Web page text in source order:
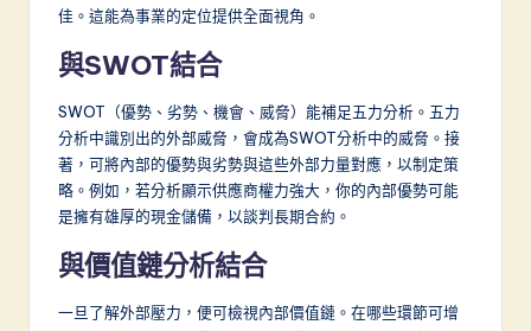
佳。這能為事業的定位提供全面視角。
與SWOT結合
SWOT（優勢、劣勢、機會、威脅）能補足五力分析。五力
分析中識別出的外部威脅，會成為SWOT分析中的威脅。接
著，可將內部的優勢與劣勢與這些外部力量對應，以制定策
略。例如，若分析顯示供應商權力強大，你的內部優勢可能
是擁有雄厚的現金儲備，以談判長期合約。
與價值鏈分析結合
一旦了解外部壓力，便可檢視內部價值鏈。在哪些環節可增